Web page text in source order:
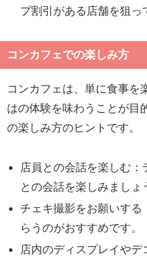
プ割引がある店舗を狙っ
コンカフェでの楽しみ方
コンカフェは、単に食事を
はの体験を味わうことが目
の楽しみ方のヒントです。
店員との会話を楽しむ：
との会話を楽しみましょ
チェキ撮影をお願いする
らうのがおすすめです。
店内のディスプレイや